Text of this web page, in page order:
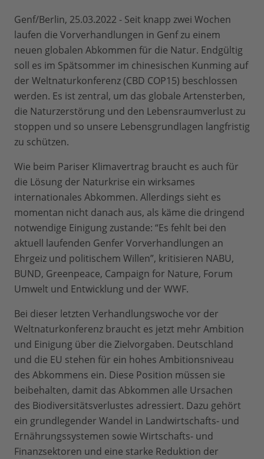
Genf/Berlin, 25.03.2022 - Seit knapp zwei Wochen
laufen die Vorverhandlungen in Genf zu einem
neuen globalen Abkommen für die Natur. Endgültig
soll es im Spätsommer im chinesischen Kunming auf
der Weltnaturkonferenz (CBD COP15) beschlossen
werden. Es ist zentral, um das globale Artensterben,
die Naturzerstörung und den Lebensraumverlust zu
stoppen und so unsere Lebensgrundlagen langfristig
zu schützen.
Wie beim Pariser Klimavertrag braucht es auch für
die Lösung der Naturkrise ein wirksames
internationales Abkommen. Allerdings sieht es
momentan nicht danach aus, als käme die dringend
notwendige Einigung zustande: “Es fehlt bei den
aktuell laufenden Genfer Vorverhandlungen an
Ehrgeiz und politischem Willen”, kritisieren NABU,
BUND, Greenpeace, Campaign for Nature, Forum
Umwelt und Entwicklung und der WWF.
Bei dieser letzten Verhandlungswoche vor der
Weltnaturkonferenz braucht es jetzt mehr Ambition
und Einigung über die Zielvorgaben. Deutschland
und die EU stehen für ein hohes Ambitionsniveau
des Abkommens ein. Diese Position müssen sie
beibehalten, damit das Abkommen alle Ursachen
des Biodiversitätsverlustes adressiert. Dazu gehört
ein grundlegender Wandel in Landwirtschafts- und
Ernährungssystemen sowie Wirtschafts- und
Finanzsektoren und eine starke Reduktion der